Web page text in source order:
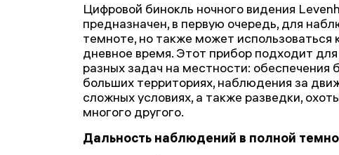
Цифровой бинокль ночного видения
предназначен, в первую очередь, для
темноте, но также может использоваться
дневное время. Этот прибор подходит
разных задач на местности: обеспечения
больших территориях, наблюдения за
сложных условиях, а также разведки,
многого другого.
Дальность наблюдений в полной